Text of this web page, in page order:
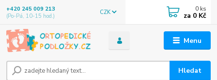
Menu
CZK
Hledat
+420 245 009 213
(Po-Pá, 10-15 hod.)
0 ks
za 0 Kč